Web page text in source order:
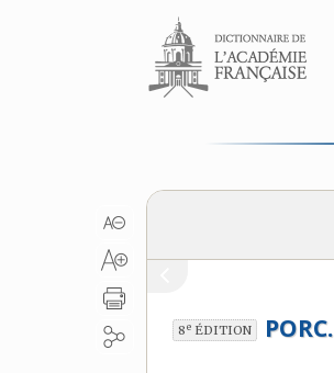
Aller au contenu
8e ÉDITION PORC.